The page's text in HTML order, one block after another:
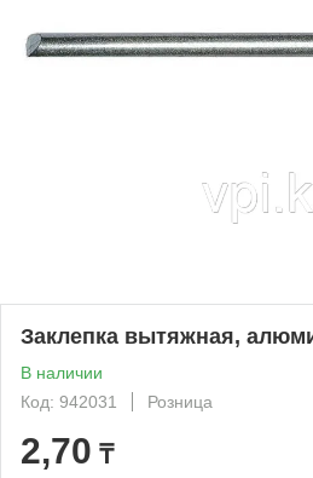
Заклепка вытяжная,
В наличии
Код: 942031
Розница
2,70 ₸